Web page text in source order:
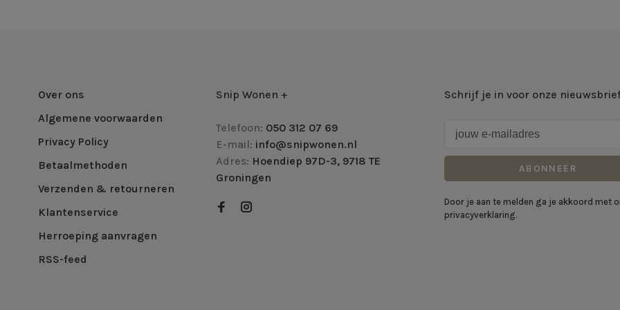
Over ons
Algemene voorwaarden
Privacy Policy
Betaalmethoden
Verzenden & retourneren
Klantenservice
Herroeping aanvragen
RSS-feed
Snip Wonen +
Telefoon: 050 312 07 69
E-mail: info@snipwonen.nl
Adres: Hoendiep 97D-3, 9718 TE
Groningen
Schrijf je in voor onze
ABONNEER
Door je aan te melden ga je akkoord met
privacyverklaring.